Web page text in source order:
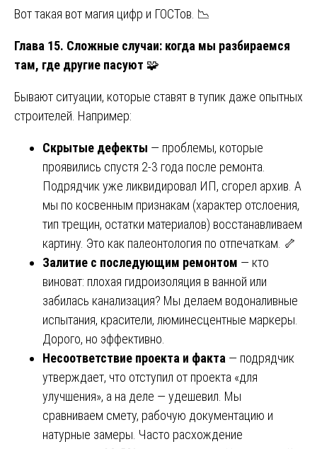
Вот такая вот магия цифр и ГОСТов. 📉
Глава 15. Сложные случаи: когда мы разбираемся
там, где другие пасуют 🧩
Бывают ситуации, которые ставят в тупик даже опытных
строителей. Например:
Скрытые дефекты — проблемы, которые
проявились спустя 2-3 года после ремонта.
Подрядчик уже ликвидировал ИП, сгорел архив. А
мы по косвенным признакам (характер отслоения,
тип трещин, остатки материалов) восстанавливаем
картину. Это как палеонтология по отпечаткам. 🦴
Залитие с последующим ремонтом — кто
виноват: плохая гидроизоляция в ванной или
забилась канализация? Мы делаем водоналивные
испытания, красители, люминесцентные маркеры.
Дорого, но эффективно.
Несоответствие проекта и факта — подрядчик
утверждает, что отступил от проекта «для
улучшения», а на деле — удешевил. Мы
сравниваем смету, рабочую документацию и
натурные замеры. Часто расхождение